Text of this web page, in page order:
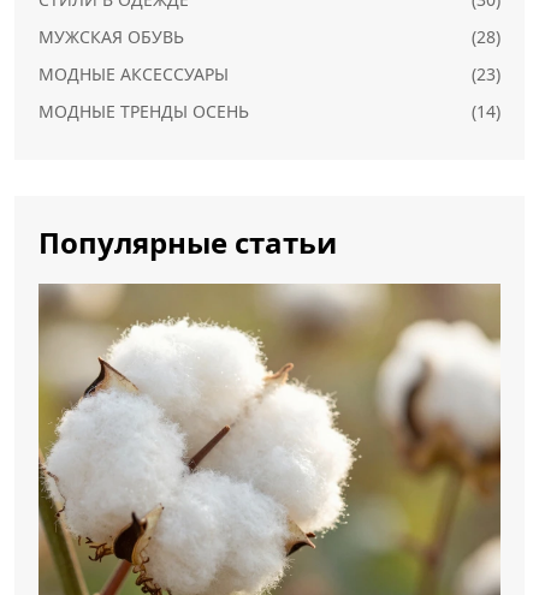
МУЖСКАЯ ОБУВЬ
(28)
МОДНЫЕ АКСЕССУАРЫ
(23)
МОДНЫЕ ТРЕНДЫ ОСЕНЬ
(14)
Популярные статьи